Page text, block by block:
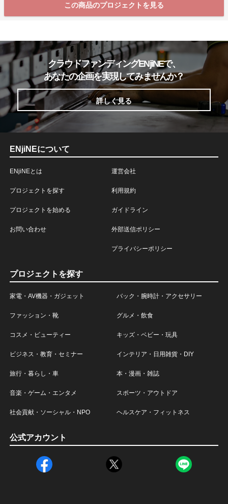
この商品のプロジェクトを見る
クラウドファンディングENjiNEで、
あなたの企画を実現してみませんか？
詳しく見る
ENjiNEについて
ENjiNEとは
プロジェクトを探す
プロジェクトを始める
お問い合わせ
運営会社
利用規約
ガイドライン
外部送信ポリシー
プライバシーポリシー
プロジェクトを探す
家電・AV機器・ガジェット バック・腕時計・アクセサリー
ファッション・靴 グルメ・飲食
コスメ・ビューティー キッズ・ベビー・玩具
ビジネス・教育・セミナー インテリア・日用雑貨・DIY
旅行・暮らし・車 本・漫画・雑誌
音楽・ゲーム・エンタメ スポーツ・アウトドア
社会貢献・ソーシャル・NPO ヘルスケア・フィットネス
公式アカウント